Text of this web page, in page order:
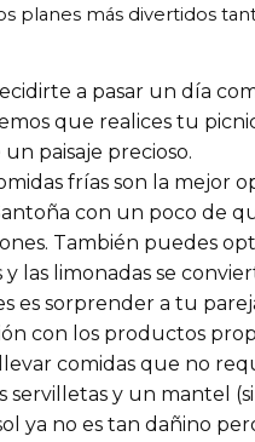
planes más divertidos
a pasar un día
que realices tu
paisaje precioso.
frías son la mejor
con un poco de
También puedes
y las limonadas se
es sorprender a tu
con los productos
comidas que no
servilletas y un mantel
ya no es tan dañino